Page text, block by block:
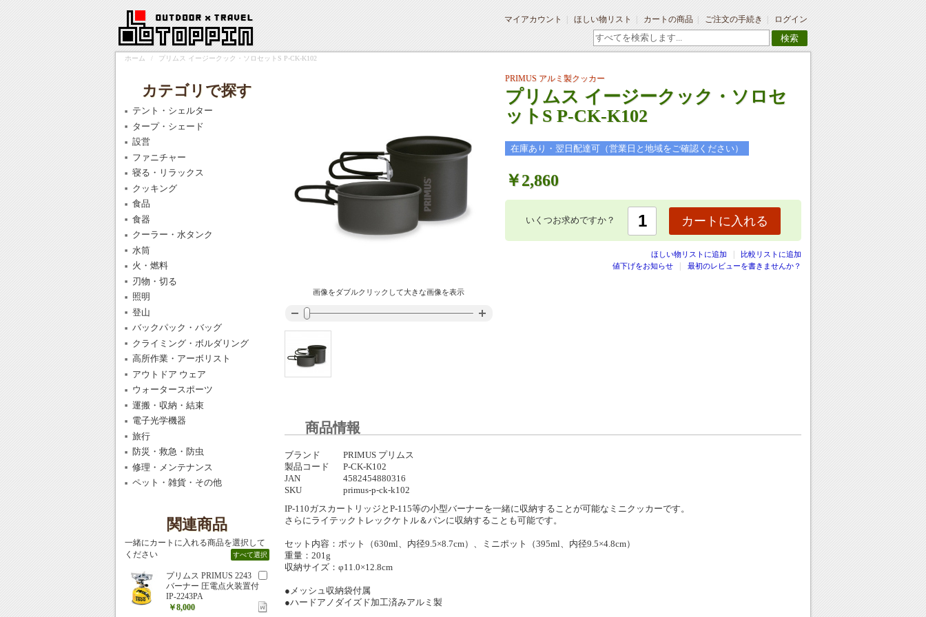
マイアカウント ほしい物リスト カートの商品 ご注文の手続き ログイン
検索
ホーム / プリムス イージークック・ソロセットS P-CK-K102
PRIMUS アルミ製クッカー
プリムス イージークック・ソロセ
ットS P-CK-K102
在庫あり・翌日配達可（営業日と地域をご確認ください）
￥2,860
いくつお求めですか？ カートに入れる
ほしい物リストに追加
比較リストに追加
最初のレビューを書きませんか？
値下げをお知らせ
画像をダブルクリックして大きな画像を表示
商品情報
ブランド
PRIMUS プリムス
製品コード
P-CK-K102
JAN
4582454880316
SKU
primus-p-ck-k102
IP-110ガスカートリッジとP-115等の小型バーナーを一緒に収納することが可能なミニクッカーです。
さらにライテックトレックケトル＆パンに収納することも可能です。
セット内容：ポット（630ml、内径9.5×8.7cm）、ミニポット（395ml、内径9.5×4.8cm）
重量：201g
収納サイズ：φ11.0×12.8cm
●メッシュ収納袋付属
●ハードアノダイズド加工済みアルミ製
カテゴリで探す
テント・シェルター
タープ・シェード
設営
ファニチャー
寝る・リラックス
クッキング
食品
食器
クーラー・水タンク
水筒
火・燃料
刃物・切る
照明
登山
バックパック・バッグ
クライミング・ボルダリング
高所作業・アーボリスト
アウトドア ウェア
ウォータースポーツ
運搬・収納・結束
電子光学機器
旅行
防災・救急・防虫
修理・メンテナンス
ペット・雑貨・その他
関連商品
一緒にカートに入れる商品を選択して
ください
すべて選択
プリムス PRIMUS 2243
バーナー 圧電点火装置付
IP-2243PA
￥8,000